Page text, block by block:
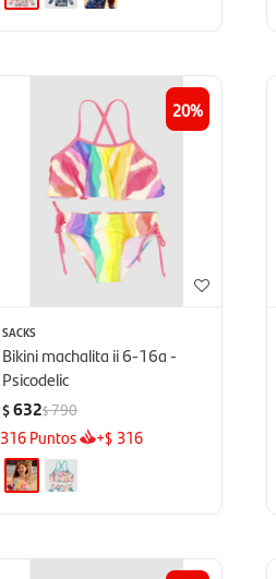
20
SACKS
Bikini machalita ii 6-16a -
Psicodelic
$632$790
316Puntos +$ 316